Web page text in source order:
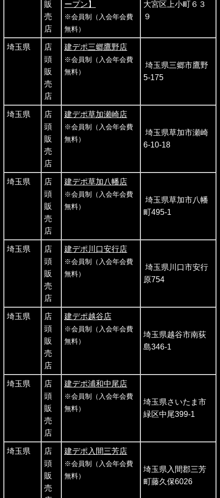
販
売
店
ープン】
※会員制（入会年会費
無料）
大宮区上小町６３
９
埼玉県
店
頭
販
売
店
建デポ三郷鷹野店
※会員制（入会年会費
無料）
埼玉県三郷市鷹野
5-175
埼玉県
店
頭
販
売
店
建デポ草加瀬崎店
※会員制（入会年会費
無料）
埼玉県草加市瀬崎
6-10-18
埼玉県
店
頭
販
売
店
建デポ草加八幡店
※会員制（入会年会費
無料）
埼玉県草加市八幡
町495-1
埼玉県
店
頭
販
売
店
建デポ川口安行店
※会員制（入会年会費
無料）
埼玉県川口市安行
原754
埼玉県
店
頭
販
売
店
建デポ越谷店
※会員制（入会年会費
無料）
埼玉県越谷市南荻
島346-1
埼玉県
店
頭
販
売
店
建デポ浦和中尾店
※会員制（入会年会費
無料）
埼玉県さいたま市
緑区中尾399-1
埼玉県
店
頭
販
売
建デポ入間三芳店
※会員制（入会年会費
無料）
埼玉県入間郡三芳
町藤久保6026